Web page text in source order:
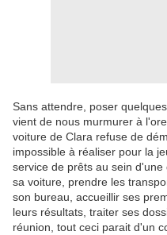
Sans attendre, poser
vient de nous murmurer à
voiture de Clara refuse de
impossible à réaliser pour la
service de prêts au sein
sa voiture, prendre les
son bureau, accueillir ses
leurs résultats, traiter ses
réunion, tout ceci parait d'un